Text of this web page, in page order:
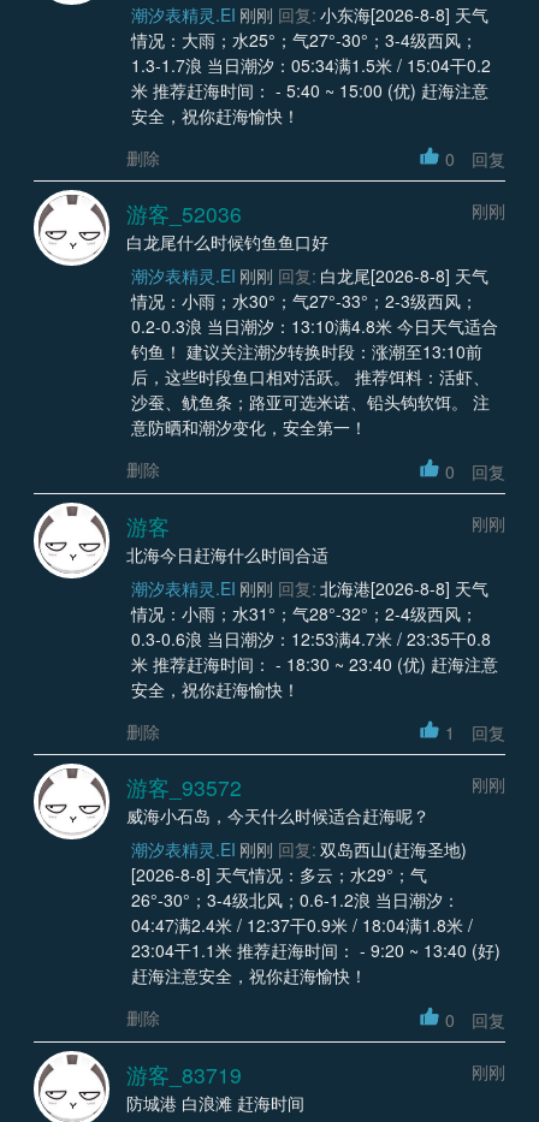
潮汐表精灵.EI 刚刚 回复: 小东海[2026-8-8] 天气
情况：大雨；水25°；气27°-30°；3-4级西风；
1.3-1.7浪 当日潮汐：05:34满1.5米 / 15:04干0.2
米 推荐赶海时间： - 5:40 ~ 15:00 (优) 赶海注意
安全，祝你赶海愉快！
删除
0 回复
游客_52036
刚刚
白龙尾什么时候钓鱼鱼口好
潮汐表精灵.EI 刚刚 回复: 白龙尾[2026-8-8] 天气
情况：小雨；水30°；气27°-33°；2-3级西风；
0.2-0.3浪 当日潮汐：13:10满4.8米 今日天气适合
钓鱼！ 建议关注潮汐转换时段：涨潮至13:10前
后，这些时段鱼口相对活跃。 推荐饵料：活虾、
沙蚕、鱿鱼条；路亚可选米诺、铅头钩软饵。 注
意防晒和潮汐变化，安全第一！
删除
0 回复
游客
刚刚
北海今日赶海什么时间合适
潮汐表精灵.EI 刚刚 回复: 北海港[2026-8-8] 天气
情况：小雨；水31°；气28°-32°；2-4级西风；
0.3-0.6浪 当日潮汐：12:53满4.7米 / 23:35干0.8
米 推荐赶海时间： - 18:30 ~ 23:40 (优) 赶海注意
安全，祝你赶海愉快！
删除
1 回复
游客_93572
刚刚
威海小石岛，今天什么时候适合赶海呢？
潮汐表精灵.EI 刚刚 回复: 双岛西山(赶海圣地)
[2026-8-8] 天气情况：多云；水29°；气
26°-30°；3-4级北风；0.6-1.2浪 当日潮汐：
04:47满2.4米 / 12:37干0.9米 / 18:04满1.8米 /
23:04干1.1米 推荐赶海时间： - 9:20 ~ 13:40 (好)
赶海注意安全，祝你赶海愉快！
删除
0 回复
游客_83719
刚刚
防城港 白浪滩 赶海时间